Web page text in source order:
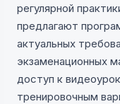
регулярной
предлагают
актуальных
экзаменационных
доступ к
тренировочным